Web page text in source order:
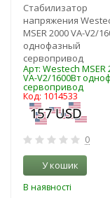
Стабилизатор
напряжения
MSER 2000 VA-V2/
однофазный
сервопривод
Арт: Westech MSER
VA-V2/1600Вт
сервопривод
Код: 1014533
0
У кошик
В наявності